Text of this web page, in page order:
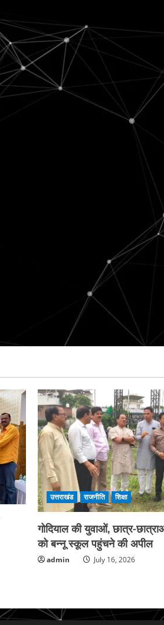
उत्तराखंड राजनीति शिक्षा
गोदियाल की युवाओं, छात्र-
को बन्नू स्कूल पहुंचने की अपील
admin July 16, 2026